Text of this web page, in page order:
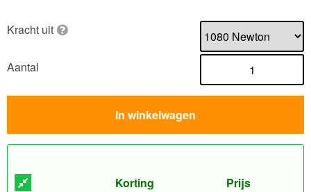
Kracht uit
Aantal
In winkelwagen
Korting Prijs